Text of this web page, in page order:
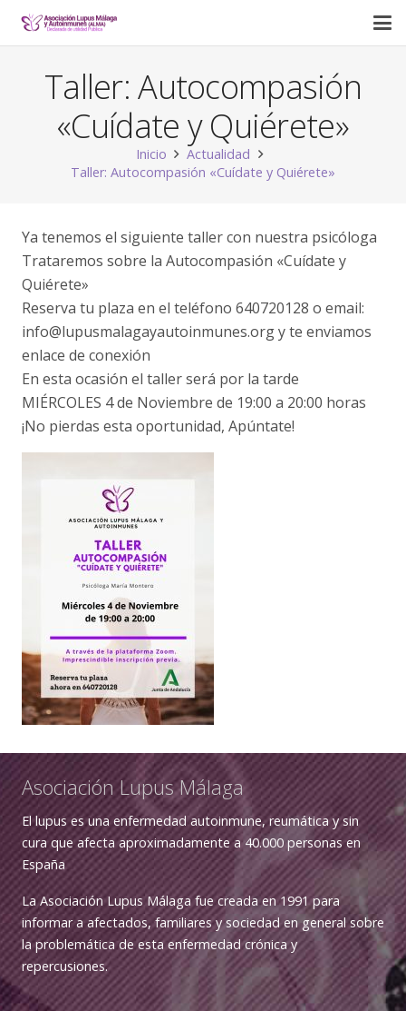
Taller: Autocompasión
«Cuídate y Quiérete»
Inicio
Actualidad
Taller: Autocompasión «Cuídate y Quiérete»
Ya tenemos el siguiente taller con nuestra psicóloga
Trataremos sobre la Autocompasión «Cuídate y
Quiérete»
Reserva tu plaza en el teléfono 640720128 o email:
info@lupusmalagayautoinmunes.org y te enviamos
enlace de conexión
En esta ocasión el taller será por la tarde
MIÉRCOLES 4 de Noviembre de 19:00 a 20:00 horas
¡No pierdas esta oportunidad, Apúntate!
Asociación Lupus Málaga
El lupus es una enfermedad autoinmune, reumática y sin
cura que afecta aproximadamente a 40.000 personas en
España
La Asociación Lupus Málaga fue creada en 1991 para
informar a afectados, familiares y sociedad en general sobre
la problemática de esta enfermedad crónica y
repercusiones.